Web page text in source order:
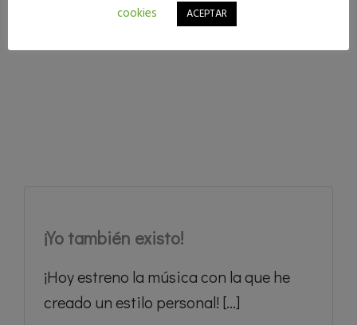
¡Yo también existo!
¡Hoy estreno la música con la que he
creado un estilo personal! [...]
cookies
ACEPTAR